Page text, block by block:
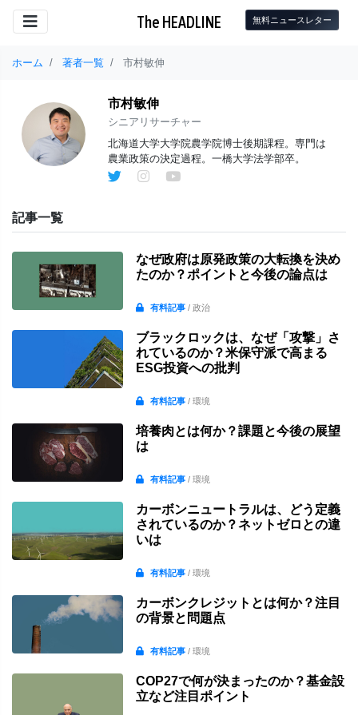
The HEADLINE 無料ニュースレター
ホーム 著者一覧 市村敏伸
市村敏伸
シニアリサーチャー
北海道大学大学院農学院博士後期課程。専門は
農業政策の決定過程。一橋大学法学部卒。
記事一覧
なぜ政府は原発政策の大転換を決め
たのか？ポイントと今後の論点は
有料記事/ 政治
ブラックロックは、なぜ「攻撃」さ
れているのか？米保守派で高まる
ESG投資への批判
有料記事/ 環境
培養肉とは何か？課題と今後の展望
は
有料記事/ 環境
カーボンニュートラルは、どう定義
されているのか？ネットゼロとの違
いは
有料記事/ 環境
カーボンクレジットとは何か？注目
の背景と問題点
有料記事/ 環境
COP27で何が決まったのか？基金設
立など注目ポイント